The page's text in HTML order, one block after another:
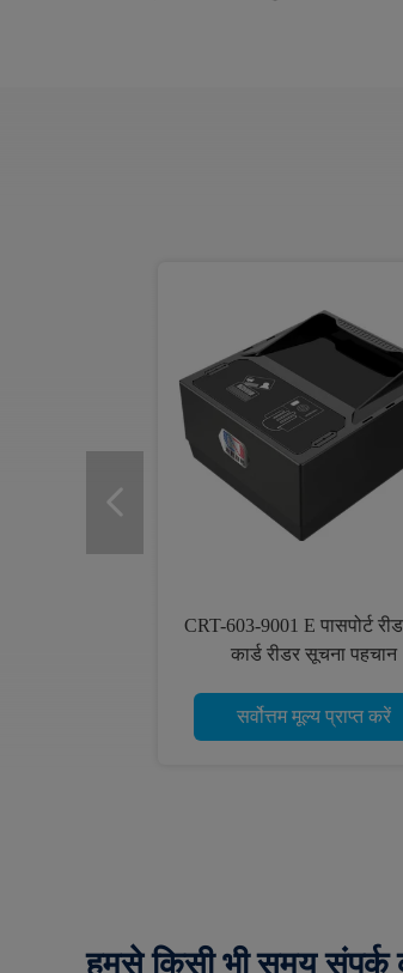
CRT-603-9001 E पासपोर्ट
कार्ड रीडर सूचना पहचान
सर्वोत्तम मूल्य प्राप्त करें
हमसे किसी भी समय संपर्क